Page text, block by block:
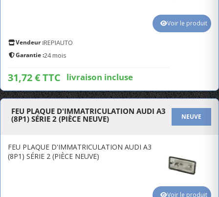
Vendeur :REPIAUTO
Garantie :24 mois
31,72 € TTC livraison incluse
Voir le produit
FEU PLAQUE D'IMMATRICULATION AUDI A3
(8P1) SÉRIE 2 (PIÈCE NEUVE)
NEUVE
FEU PLAQUE D'IMMATRICULATION AUDI A3
(8P1) SÉRIE 2 (PIÈCE NEUVE)
Voir le produit